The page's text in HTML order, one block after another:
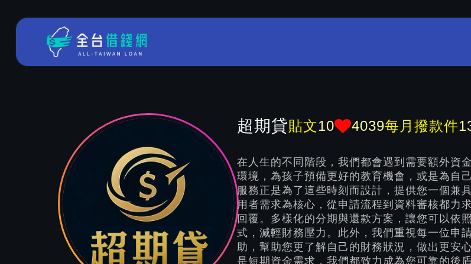
超期貸貼文10 4039每月撥款件
在人生的不同階段，我們都會遇到需要額外資
環境，為孩子預備更好的教育機會，或是為自
服務正是為了這些時刻而設計，提供您一個兼
用者需求為核心，從申請流程到資料審核都力
回覆。多樣化的分期與還款方案，讓您可以依
式，減輕財務壓力。此外，我們重視每一位申
助，幫助您更了解自己的財務狀況，做出更安
是短期資金需求，我們都致力成為您可靠的後盾